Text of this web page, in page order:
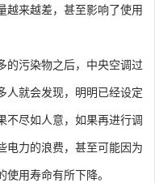
越来越差，甚至影响了使用
的污染物之后，中央空调过
人就会发现，明明已经设定
不尽如人意，如果再进行调
电力的浪费，甚至可能因为
用寿命有所下降。